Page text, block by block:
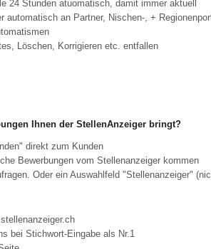
24 Stunden atuomatisch, damit immer aktuell
automatisch an Partner, Nischen-, +
Löschen, Korrigieren etc. entfallen
Ihnen der StellenAnzeiger bringt?
direkt zum Kunden
Bewerbungen vom Stellenanzeiger kommen
Oder ein Auswahlfeld "Stellenanzeiger"
bei Stichwort-Eingabe als Nr.1